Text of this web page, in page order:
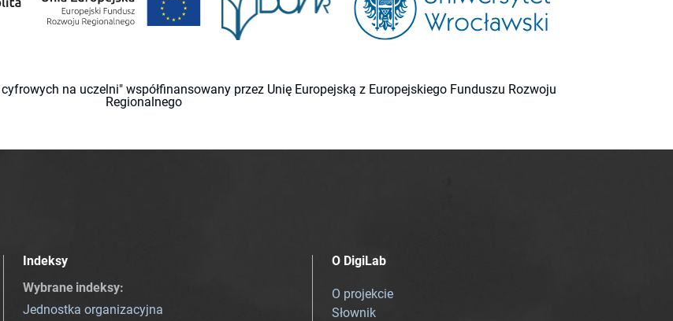
na uczelni" współfinansowany przez Unię Europejską z Europejskiego Funduszu Rozwoju
Regionalnego
Indeksy
Wybrane indeksy:
Jednostka organizacyjna
O DigiLab
O projekcie
Słownik